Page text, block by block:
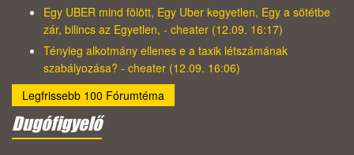
Egy UBER mind fölött, Egy Uber kegyetlen, Egy a sötétbe
zár, bilincs az Egyetlen, - cheater (12.09. 16:17)
Tényleg alkotmány ellenes e a taxik létszámának
szabályozása? - cheater (12.09. 16:06)
Legfrissebb 100 Fórumtéma
Dugófigyelő